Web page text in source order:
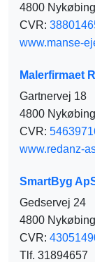
4800
CVR:
www.manse-
Malerfirmaet
Gartnervej 18
4800
CVR:
www.redanz-
SmartByg
Gedservej 24
4800
CVR:
Tlf. 31894657